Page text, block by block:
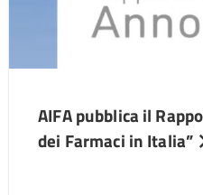
AIFA pubblica il
dei Farmaci in Italia”